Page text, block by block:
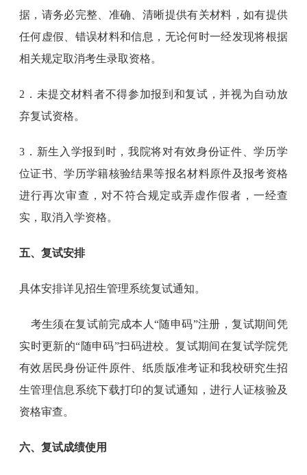
据，请务必完整、准确、清晰提供有关材料，如有提供
任何虚假、错误材料和信息，无论何时一经发现将根据
相关规定取消考生录取资格。
2．未提交材料者不得参加报到和复试，并视为自动放
弃复试资格。
3．新生入学报到时，我院将对有效身份证件、学历学
位证书、学历学籍核验结果等报名材料原件及报考资格
进行再次审查，对不符合规定或弄虚作假者，一经查
实，取消入学资格。
五、复试安排
具体安排详见招生管理系统复试通知。
考生须在复试前完成本人“随申码”注册，复试期间凭
实时更新的“随申码”扫码进校。复试期间在复试学院凭
有效居民身份证件原件、纸质版准考证和我校研究生招
生管理信息系统下载打印的复试通知，进行人证核验及
资格审查。
六、复试成绩使用